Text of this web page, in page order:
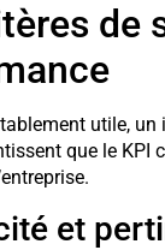
de
utile,
que le KPI
et